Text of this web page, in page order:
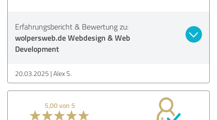
Erfahrungsbericht & Bewertung zu:
wolpersweb.de Webdesign & Web
Development
20.03.2025 Alex S.
5,00 von 5